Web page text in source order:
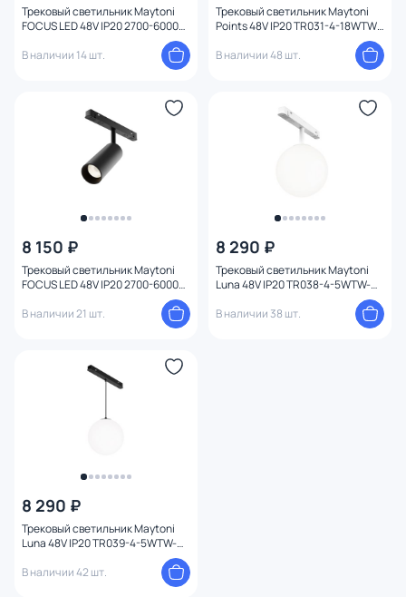
Трековый светильник Maytoni
FOCUS LED 48V IP20 2700-6000K
В наличии 14 шт.
Трековый светильник Maytoni
Points 48V IP20 TR031-4-18WTW-
В наличии 48 шт.
8 150 ₽
Трековый светильник Maytoni
FOCUS LED 48V IP20 2700-6000K
В наличии 21 шт.
8 290 ₽
Трековый светильник Maytoni
Luna 48V IP20 TR038-4-5WTW-
В наличии 38 шт.
8 290 ₽
Трековый светильник Maytoni
Luna 48V IP20 TR039-4-5WTW-
В наличии 42 шт.